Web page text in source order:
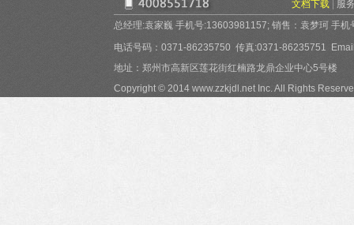
文档下载
服
总经理:袁家巍 手机号:13603981157; 销售：袁梦珂 手
电话号码：0371-86235750 传真:0371-86235751
地址：郑州市高新区莲花街红楠路龙鼎企业中心5号楼
Copyright © 2014 www.zzkjdl.net Inc. All Rights